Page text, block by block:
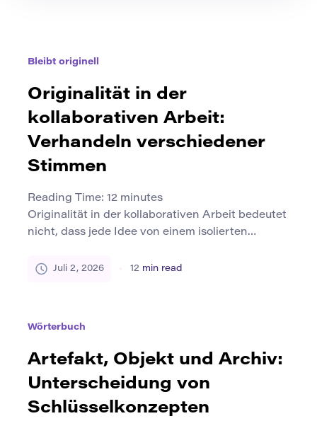
Bleibt originell
Originalität in der
kollaborativen Arbeit:
Verhandeln verschiedener
Stimmen
Reading Time: 12 minutes
Originalität in der kollaborativen Arbeit bedeutet
nicht, dass jede Idee von einem isolierten
Forschung, Design, Bildung und kreativer
originell, weil das Team diese Stimmen zu etwas
kombiniert, das kein […]
Juli 2, 2026 12 min read
Wörterbuch
Artefakt, Objekt und Archiv:
Unterscheidung von
Schlüsselkonzepten